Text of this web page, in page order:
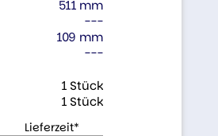
511 mm
---
109 mm
---
1 Stück
1 Stück
Lieferzeit*